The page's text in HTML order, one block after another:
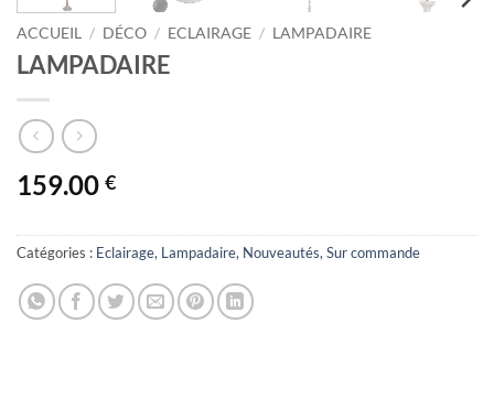
ACCUEIL / DÉCO / ECLAIRAGE / LAMPADAIRE
LAMPADAIRE
159.00 €
Catégories : Eclairage, Lampadaire, Nouveautés, Sur commande